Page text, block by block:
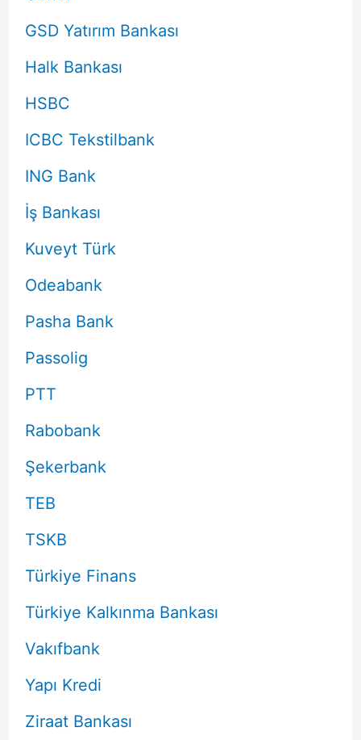
GSD Yatırım Bankası
Halk Bankası
HSBC
ICBC Tekstilbank
ING Bank
İş Bankası
Kuveyt Türk
Odeabank
Pasha Bank
Passolig
PTT
Rabobank
Şekerbank
TEB
TSKB
Türkiye Finans
Türkiye Kalkınma Bankası
Vakıfbank
Yapı Kredi
Ziraat Bankası